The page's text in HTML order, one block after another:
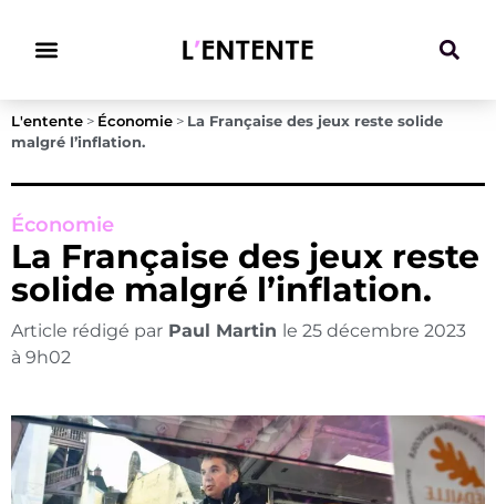
L'entente > Économie > La Française des jeux reste solide
malgré l’inflation.
Économie
La Française des jeux reste
solide malgré l’inflation.
Article rédigé par Paul Martin le 25 décembre 2023
à 9h02